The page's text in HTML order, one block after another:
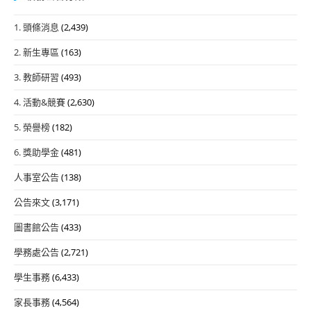
1. 頭條消息 (2,439)
2. 新生專區 (163)
3. 教師研習 (493)
4. 活動&競賽(2,630)
5. 榮譽榜(182)
6. 獎助學金(481)
人事室公告(138)
公告來文(3,171)
圖書館公告(433)
學務處公告(2,721)
學生事務(6,433)
家長事務(4,564)